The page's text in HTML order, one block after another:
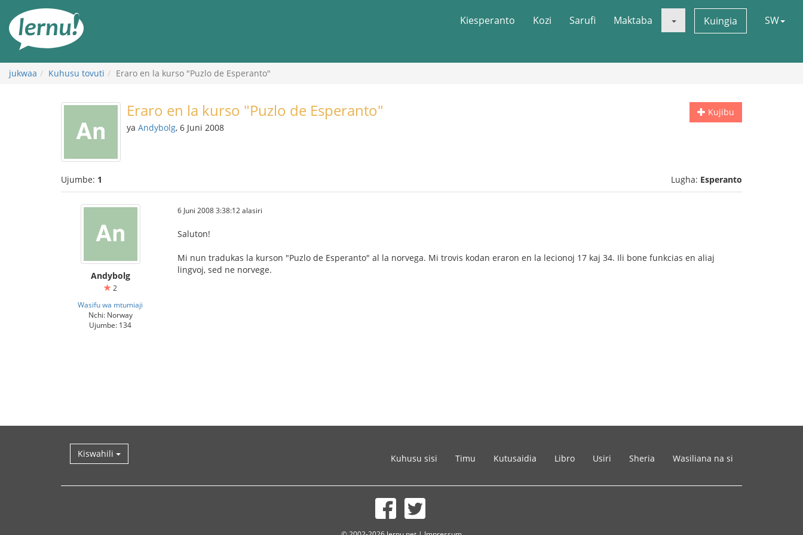
maudhui
Kiesperanto Kozi Sarufi Maktaba Kuingia SW
jukwaa Kuhusu tovuti Eraro en la kurso "Puzlo de Esperanto"
Kujibu
Eraro en la kurso "Puzlo de Esperanto"
ya Andybolg, 6 Juni 2008
Ujumbe: 1 Lugha: Esperanto
Andybolg
2
Wasifu wa mtumiaji
Nchi: Norway
Ujumbe: 134
6 Juni 2008 3:38:12 alasiri
Saluton!
Mi nun tradukas la kurson "Puzlo de Esperanto" al la norvega. Mi trovis kodan eraron en la lecionoj 17 kaj 34. Ili bone funkcias en aliaj
lingvoj, sed ne norvege.
Kiswahili Kuhusu sisi Timu Kutusaidia Libro Usiri Sheria Wasiliana na si